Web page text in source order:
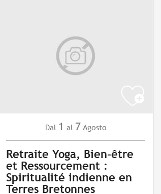
Dal 1 al 7 Agosto
Retraite Yoga, Bien-être
et Ressourcement :
Spiritualité indienne en
Terres Bretonnes